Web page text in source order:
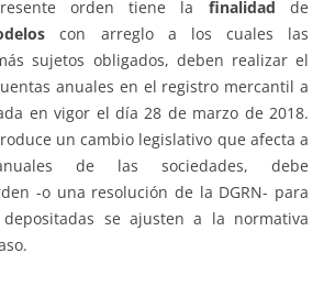
orden tiene la finalidadde
con arreglo a los cuales las
sujetos obligados, deben realizar el
anuales en el registro mercantil a
en vigor el día 28 de marzo de 2018.
un cambio legislativo que afecta a
de las sociedades, debe
-o una resolución de la DGRN- para
se ajusten a la normativa